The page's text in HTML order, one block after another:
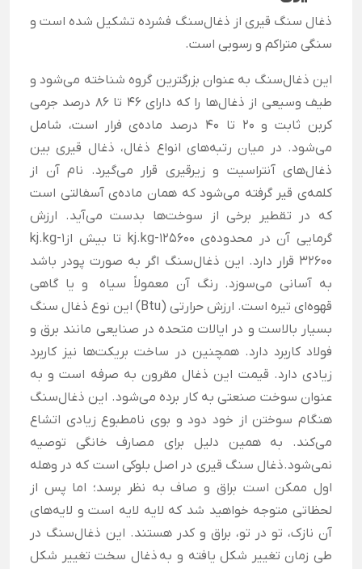
ذغال سنگ قیری از ذغال‌سنگ فشرده تشکیل شده است و
سنگی متراکم و رسوبی است.
این ذغال‌سنگ به عنوان بزرگترین گروه شناخته می‌شود و
طیف وسیعی از ذغال‌ها را که دارای 46 تا 86 درصد جرمی
کربن ثابت و 20 تا 40 درصد ماده‌ی فرار است، شامل
می‌شود. در میان رتبه‌های انواع ذغال، ذغال قیری بین
ذغال‌های آنتراسیت و زیرقیری قرار می‌گیرد. نام آن از
کلمه‌ی قیر گرفته می‌شود که همان ماده‌ی آسفالتی است
که در تقطیر برخی از سوخت‌ها بدست می‌آید. ارزش
گرمایی آن در محدوده‌ی kj.kg-125600 تا بیش ازkj.kg-1
32600 قرار دارد. این ذغال‌سنگ اگر به صورت پودر باشد
به آسانی می‌سوزد. رنگ آن معمولاً سیاه و یا گاهی
قهوه‌ای تیره است. ارزش حرارتی (Btu) این نوع ذغال سنگ
بسیار بالاست و در ایالات متحده در صنایعی مانند برق و
فولاد کاربرد دارد. همچنین در ساخت بریکت‌ها نیز کاربرد
زیادی دارد. قیمت این ذغال مقرون به صرفه است و به
عنوان سوخت صنعتی به کار برده می‌شود. این ذغال‌سنگ
هنگام سوختن از خود دود و بوی نامطبوع زیادی اتشاع
می‌کند. به همین دلیل برای مصارف خانگی توصیه
نمی‌شود.ذغال سنگ قیری در اصل بلوکی است که در وهله
اول ممکن است براق و صاف به نظر برسد؛ اما پس از
لحظاتی متوجه خواهید شد که لایه لایه است و لایه‌های
آن نازک، تو در تو، براق و کدر هستند. این ذغال‌سنگ در
طی زمان تغییر شکل یافته و به ذغال سخت تغییر شکل